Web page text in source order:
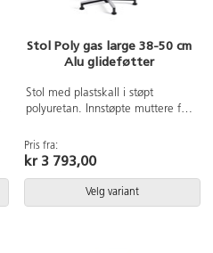
Stol Poly gas large 38-50 cm
Alu glideføtter
Stol med plastskall i støpt
polyuretan. Innstøpte muttere for
Kryssfot i svart aluminium med
glideføtter. Levers delvis montert.
44 cm, setedybde 40 cm.
Pris fra:
kr 3 793,00
Velg variant